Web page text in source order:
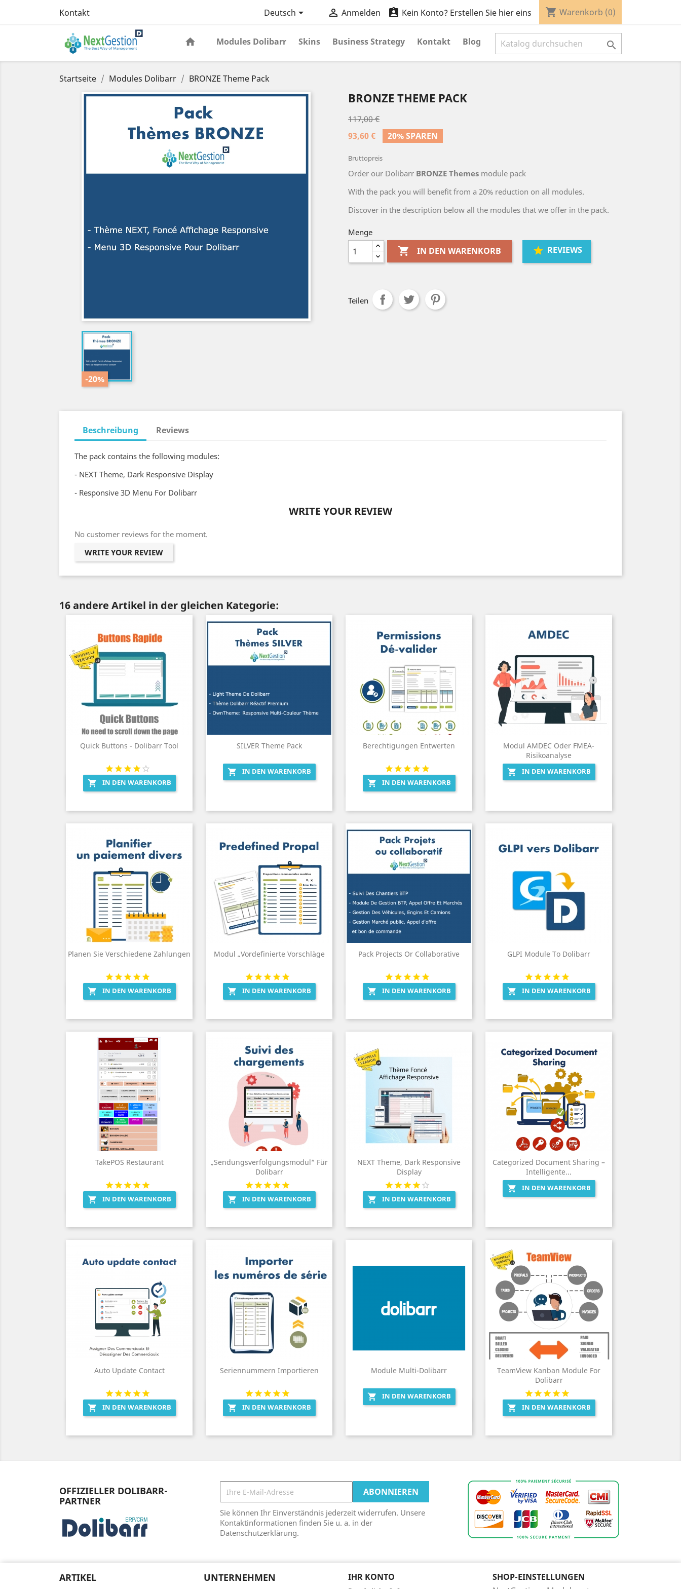
Kontakt Deutsch  Anmelden  Kein Konto? Erstellen Sie hier eins shopping_cart Warenkorb (0)
Modules Dolibarr Skins Business Strategy Kontakt Blog 
Startseite Modules Dolibarr BRONZE Theme Pack
-20%
BRONZE THEME PACK
117,00 €
93,60 €
20% SPAREN
Bruttopreis
Order our Dolibarr BRONZE Themes module pack
With the pack you will benefit from a 20% reduction on all modules.
Discover in the description below all the modules that we offer in the pack.
Menge
 IN DEN WARENKORB REVIEWS
Teilen
Beschreibung Reviews
The pack contains the following modules:
- NEXT Theme, Dark Responsive Display
- Responsive 3D Menu For Dolibarr
WRITE YOUR REVIEW
No customer reviews for the moment.
WRITE YOUR REVIEW
16 andere Artikel in der gleichen Kategorie:
Quick Buttons - Dolibarr Tool
 IN DEN WARENKORB
Vorschau
SILVER Theme Pack
 IN DEN WARENKORB
Berechtigungen Entwerten
 IN DEN WARENKORB
Vorschau
Modul AMDEC Oder FMEA-
Risikoanalyse

IN DEN WARENKORB
Planen Sie Verschiedene Zahlungen
 IN DEN WARENKORB
Vorschau
Modul „Vordefinierte Vorschläge
 IN DEN WARENKORB
Vorschau
Pack Projects Or Collaborative
 IN DEN WARENKORB
Vorschau
GLPI Module To Dolibarr
 IN DEN WARENKORB
Vorschau
TakePOS Restaurant
 IN DEN WARENKORB
Vorschau
„Sendungsverfolgungsmodul“ Für
Dolibarr
 IN DEN WARENKORB
Vorschau
NEXT Theme, Dark Responsive
Display
 IN DEN WARENKORB
Vorschau
Categorized Document Sharing –
Intelligente...

IN DEN WARENKORB
Auto Update Contact
 IN DEN WARENKORB
Vorschau
Seriennummern Importieren
 IN DEN WARENKORB
Vorschau
Module Multi-Dolibarr
 IN DEN WARENKORB
TeamView Kanban Module For
Dolibarr
 IN DEN WARENKORB
Vorschau
OFFIZIELLER DOLIBARR-
PARTNER
Sie können Ihr Einverständnis jederzeit widerrufen. Unsere
Kontaktinformationen finden Sie u. a. in der
Datenschutzerklärung.
ARTIKEL UNTERNEHMEN IHR KONTO
SHOP-EINSTELLUNGEN